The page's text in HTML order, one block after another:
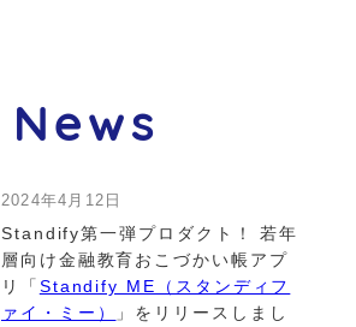
News
2024年4月12日
Standify第一弾プロダクト！ 若年
層向け金融教育おこづかい帳アプ
リ「 Standify ME（スタンディフ
ァイ・ミー）
」をリリースしまし